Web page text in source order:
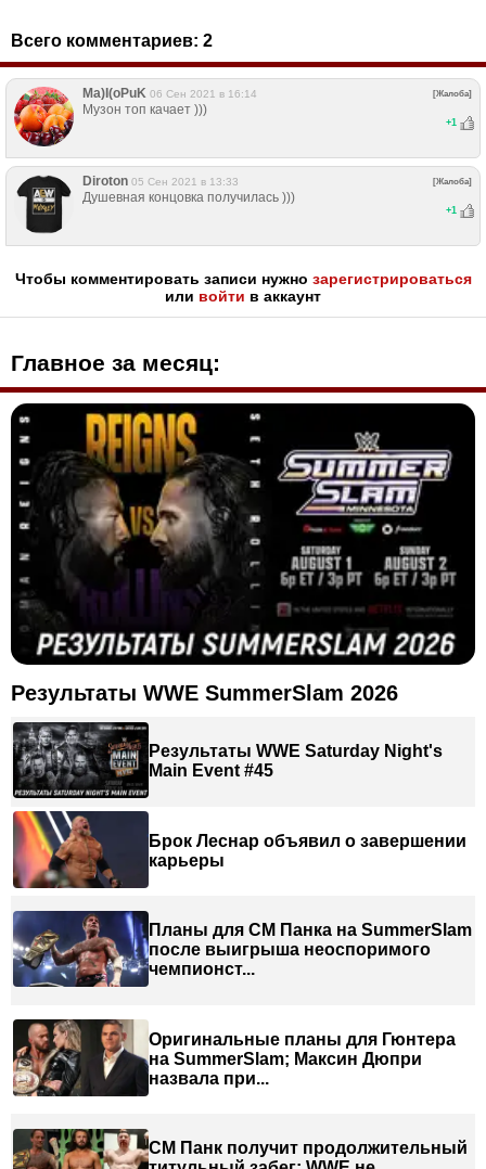
Всего комментариев: 2
Ma)I(oPuK 06 Сен 2021 в 16:14 [Жалоба]
Музон топ качает )))
+1
Diroton 05 Сен 2021 в 13:33 [Жалоба]
Душевная концовка получилась )))
+1
Чтобы комментировать записи нужно зарегистрироваться
или войти в аккаунт
Главное за месяц:
Результаты WWE SummerSlam 2026
Результаты WWE Saturday Night's
Main Event #45
Брок Леснар объявил о завершении
карьеры
Планы для СМ Панка на SummerSlam
после выигрыша неоспоримого
чемпионст...
Оригинальные планы для Гюнтера
на SummerSlam; Максин Дюпри
назвала при...
СМ Панк получит продолжительный